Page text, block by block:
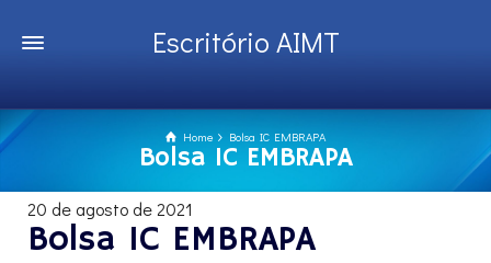
Escritório AIMT
Home Bolsa IC EMBRAPA
Bolsa IC EMBRAPA
20 de agosto de 2021
Bolsa IC EMBRAPA